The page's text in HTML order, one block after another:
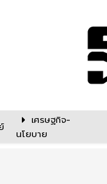
เศรษฐกิจ-
นโยบาย